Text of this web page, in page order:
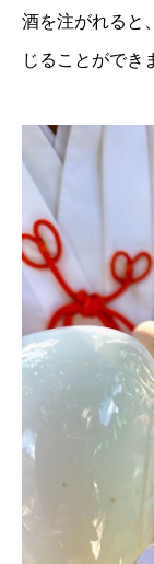
酒を注がれると
じることができ